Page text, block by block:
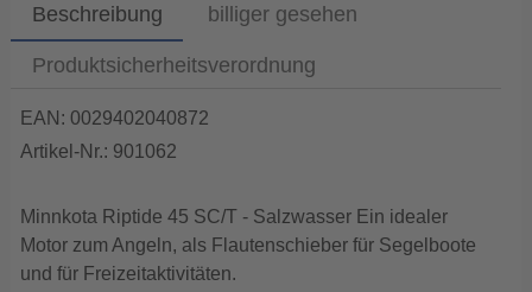
Beschreibung billiger gesehen
Produktsicherheitsverordnung
EAN: 0029402040872
Artikel-Nr.: 901062
Minnkota Riptide 45 SC/T - Salzwasser Ein idealer
Motor zum Angeln, als Flautenschieber für Segelboote
und für Freizeitaktivitäten.